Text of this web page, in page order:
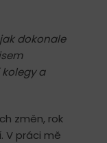
dokonale
a
změn, rok
V práci mě